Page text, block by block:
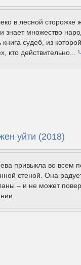
в лесной
знает множество
книга судеб, из
кто действительно...
уйти (2018)
привыкла во всем
стеной. Она
– и не может